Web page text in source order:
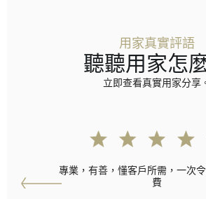
用家真實評語
聽聽用家怎
立即查看真實用家分享
專業，有善，懂客戶所需，一次
費